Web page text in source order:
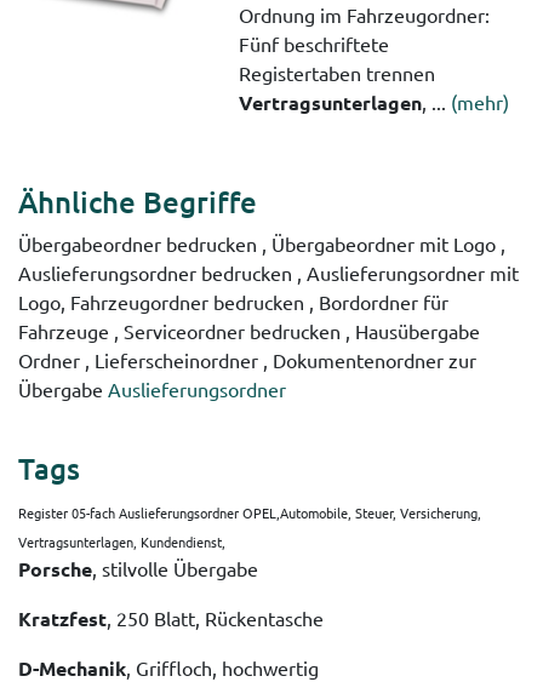
Ordnung im Fahrzeugordner:
Fünf beschriftete
Registertaben trennen
Vertragsunterlagen, ... (mehr)
Ähnliche Begriffe
Übergabeordner bedrucken , Übergabeordner mit Logo ,
Auslieferungsordner bedrucken , Auslieferungsordner mit
Logo, Fahrzeugordner bedrucken , Bordordner für
Fahrzeuge , Serviceordner bedrucken , Hausübergabe
Ordner , Lieferscheinordner , Dokumentenordner zur
Übergabe Auslieferungsordner
Tags
Register 05-fach Auslieferungsordner OPEL,Automobile, Steuer, Versicherung,
Vertragsunterlagen, Kundendienst,
Porsche, stilvolle Übergabe
Kratzfest, 250 Blatt, Rückentasche
D-Mechanik, Griffloch, hochwertig